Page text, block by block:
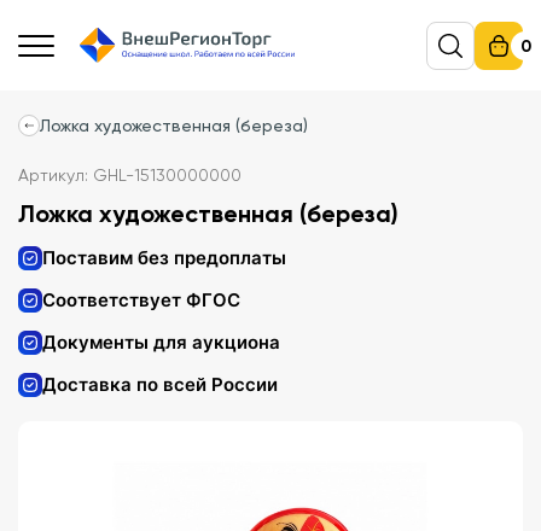
0
Ложка художественная (береза)
Артикул: GHL-15130000000
Ложка художественная (береза)
Поставим без предоплаты
Соответствует ФГОС
Документы для аукциона
Доставка по всей России